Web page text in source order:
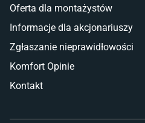
Oferta dla montażystów
Informacje dla akcjonariuszy
Zgłaszanie nieprawidłowości
Komfort Opinie
Kontakt